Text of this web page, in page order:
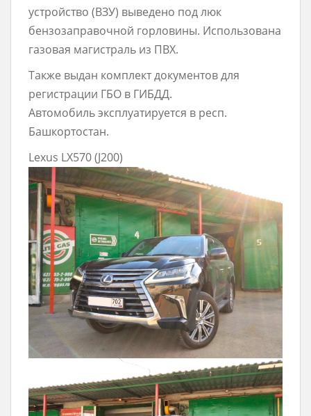
устройство (ВЗУ) выведено под люк
бензозаправочной горловины. Использована
газовая магистраль из ПВХ.
Также выдан комплект документов для
регистрации ГБО в ГИБДД.
Автомобиль эксплуатируется в респ.
Башкортостан.
Lexus LX570 (J200)